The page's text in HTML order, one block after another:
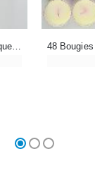
4 Bougies Veilleuse de Pâques - Christ est Ressuscité